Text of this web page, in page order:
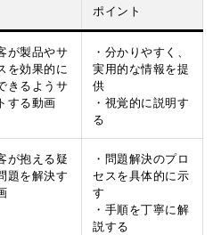
ポイント
が製品やサ
を効果的に
きるようサ
する動画
・分かりやすく、
実用的な情報を提
供
・視覚的に説明す
る
が抱える疑
題を解決す
・問題解決のプロ
セスを具体的に示
す
・手順を丁寧に解
説する